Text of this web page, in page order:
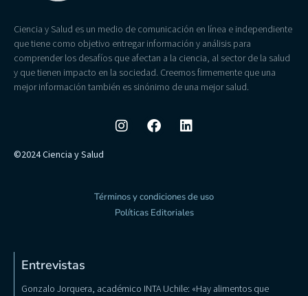
Ciencia y Salud es un medio de comunicación en línea e independiente
que tiene como objetivo entregar información y análisis para
comprender los desafíos que afectan a la ciencia, al sector de la salud
y que tienen impacto en la sociedad. Creemos firmemente que una
mejor información también es sinónimo de una mejor salud.
©2024 Ciencia y Salud
Términos y condiciones de uso
Políticas Editoriales
Entrevistas
Gonzalo Jorquera, académico INTA Uchile: «Hay alimentos que